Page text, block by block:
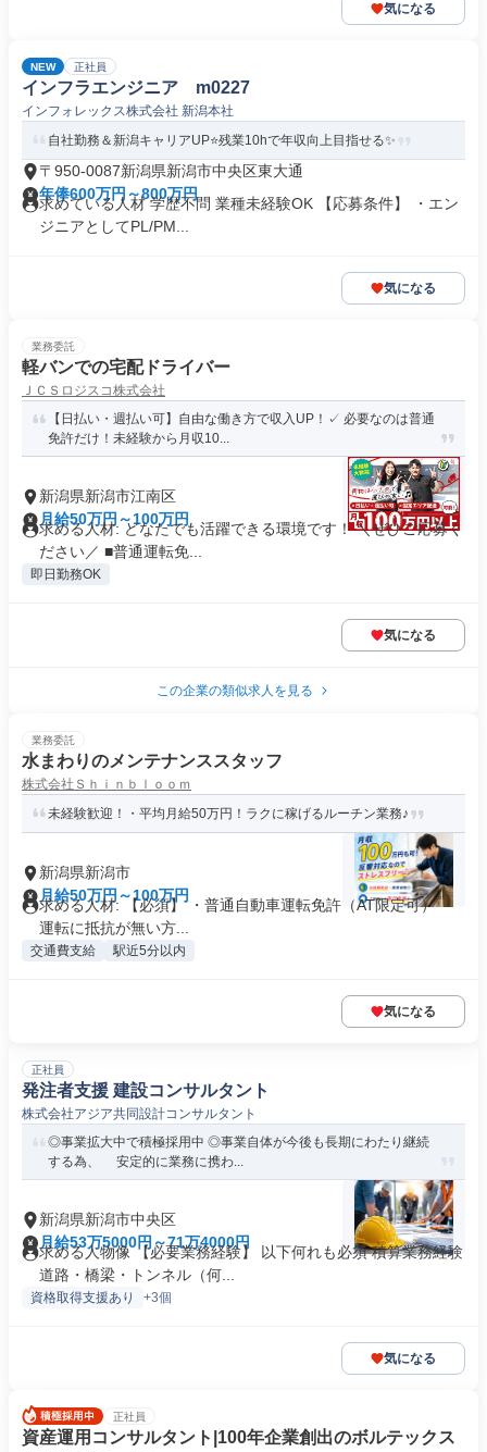
気になる
NEW 正社員
インフラエンジニア m0227
インフォレックス株式会社 新潟本社
自社勤務＆新潟キャリアUP⭐️残業10hで年収向上目指せる✨
〒950-0087新潟県新潟市中央区東大通
年俸600万円～800万円
求めている人材 学歴不問 業種未経験OK 【応募条件】 ・エン
ジニアとしてPL/PM...
気になる
業務委託
軽バンでの宅配ドライバー
ＪＣＳロジスコ株式会社
【日払い・週払い可】自由な働き方で収入UP！✓ 必要なのは普通
免許だけ！未経験から月収10...
新潟県新潟市江南区
月給50万円～100万円
求める人材: どなたでも活躍できる環境です！ ＼ぜひご応募く
ださい／ ■普通運転免...
即日勤務OK
気になる
この企業の類似求人を見る
業務委託
水まわりのメンテナンススタッフ
株式会社Ｓｈｉｎｂｌｏｏｍ
未経験歓迎！・平均月給50万円！ラクに稼げるルーチン業務♪
新潟県新潟市
月給50万円～100万円
求める人材: 【必須】 ・普通自動車運転免許（AT限定可） ・
運転に抵抗が無い方...
交通費支給 駅近5分以内
気になる
正社員
発注者支援 建設コンサルタント
株式会社アジア共同設計コンサルタント
◎事業拡大中で積極採用中 ◎事業自体が今後も長期にわたり継続
する為、 安定的に業務に携わ...
新潟県新潟市中央区
月給53万5000円～71万4000円
求める人物像 【必要業務経験】 以下何れも必須 積算業務経験
道路・橋梁・トンネル（何...
資格取得支援あり +3個
気になる
正社員
資産運用コンサルタント|100年企業創出のボルテックス